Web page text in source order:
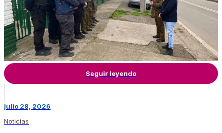
Seguir leyendo
julio 28, 2026
Noticias